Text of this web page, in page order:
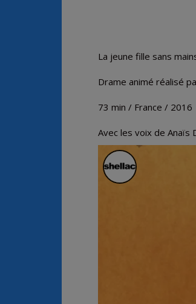
La jeune fille sans
Drame animé réalisé
73 min / France / 2016
Avec les voix de Anaïs